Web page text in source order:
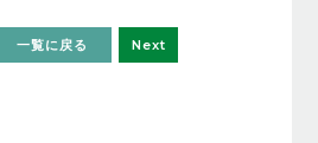
一覧に戻る Next